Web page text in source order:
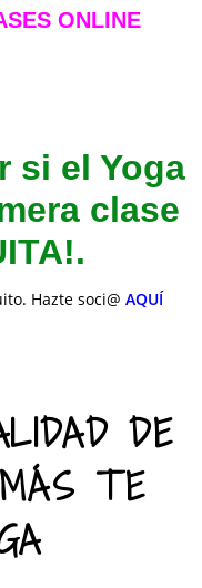
ONLINE
si el Yoga
clase
Hazte soci@ AQUÍ
DE
TE